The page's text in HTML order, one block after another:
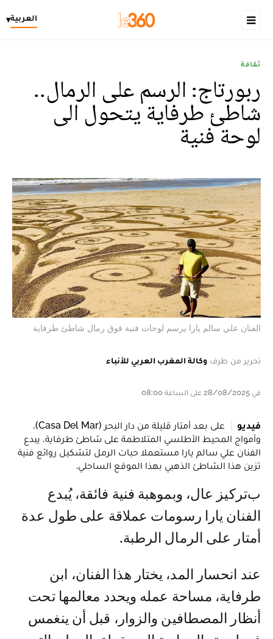
العربية▾
ثقافة
ربورتاج: الرسم على الرمال..
شاطئ طرفاية يتحول الى
لوحة فنية
الفنان علي سالم يارا يرسم لوحات فنية فوق رمال شاطئ طرفاية
تحرير من طرف وكالة المغرب العربي للأنباء
في 28/08/2025 على الساعة 08:00
فيديو
على بعد أمتار قليلة من دار البحر (Casa Del Mar)،
وأمواج المحيط الأطلسي المتلاطمة على شاطئ طرفاية، يبدع
الفنان علي سالم يارا مستعملا حبات الرمل لتشكيل روائع فنية
تزين هذا الشاطئ الذهبي بهذا الموقع الساحلي.
بتركيز عال، وبموهبة فنية فائقة، يُبدع
الفنان يارا رسومات عملاقة على طول عدة
أمتار على الرمال الرطبة.
عند انحسار المد، يختار هذا الفنان، ابن
طرفاية، مساحة عمله ويحدد معالمها تحت
أنظار المصطافين والزوار، قبل أن ينغمس